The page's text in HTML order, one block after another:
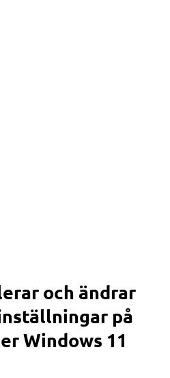
och ändrar
på
Windows 11